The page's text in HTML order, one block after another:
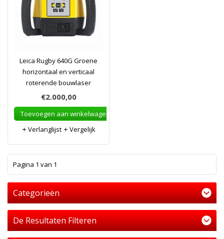
Leica Rugby 640G Groene
horizontaal en verticaal
roterende bouwlaser
€2.000,00
Toevoegen aan winkelwagen
Verlanglijst
Vergelijk
Pagina 1 van 1
Categorieën
De Resultaten Filteren